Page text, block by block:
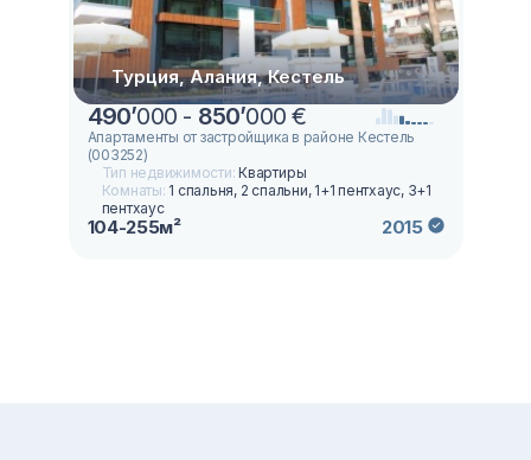
Турция, Алания, Кестель
490’000 - 850’000 €
Апартаменты от застройщика в районе Кестель
(003252)
Тип недвижимости:Квартиры
Комнаты: 1 спальня, 2 спальни, 1+1 пентхаус, 3+1
пентхаус
104-255м² 2015